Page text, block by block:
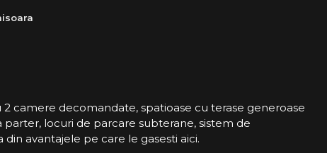
camere decomandate, spatioase cu terase generoase
locuri de parcare subterane, sistem de
avantajele pe care le gasesti aici.